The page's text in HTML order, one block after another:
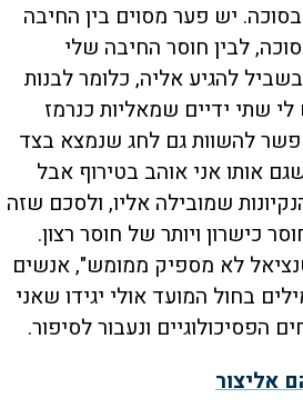
יש פער מסוים בין החיבה
לבין חוסר החיבה שלי
להגיע אליה, כלומר לבנות
שתי ידיים שמאליות כנרמז
להשוות גם לחג שנמצא בצד
אותו אני אוהב בטירוף אבל
שמובילה אליו, ולסכם שזה
כישרון ויותר של חוסר רצון.
לא מספיק ממומש", אנשים
בחול המועד אולי יגידו שאני
הפסיכולוגיים ונעבור לסיפור.
אליצור